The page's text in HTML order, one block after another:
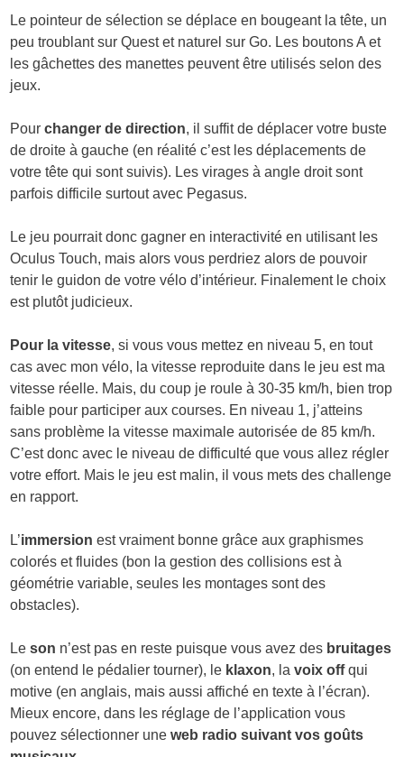
Le pointeur de sélection se déplace en bougeant la tête, un
peu troublant sur Quest et naturel sur Go. Les boutons A et
les gâchettes des manettes peuvent être utilisés selon des
jeux.
Pourchanger de direction, il suffit de déplacer votre buste
de droite à gauche (en réalité c’est les déplacements de
votre tête qui sont suivis). Les virages à angle droit sont
parfois difficile surtout avec Pegasus.
Le jeu pourrait donc gagner en interactivité en utilisant les
Oculus Touch, mais alors vous perdriez alors de pouvoir
tenir le guidon de votre vélo d’intérieur. Finalement le choix
est plutôt judicieux.
Pour la vitesse, si vous vous mettez en niveau 5, en tout
cas avec mon vélo, la vitesse reproduite dans le jeu est ma
vitesse réelle. Mais, du coup je roule à 30-35 km/h, bien trop
faible pour participer aux courses. En niveau 1, j’atteins
sans problème la vitesse maximale autorisée de 85 km/h.
C’est donc avec le niveau de difficulté que vous allez régler
votre effort. Mais le jeu est malin, il vous mets des challenge
en rapport.
L’immersion est vraiment bonne grâce aux graphismes
colorés et fluides (bon la gestion des collisions est à
géométrie variable, seules les montages sont des
obstacles).
Leson n’est pas en reste puisque vous avez des bruitages
(on entend le pédalier tourner), le klaxon, lavoix offqui
motive (en anglais, mais aussi affiché en texte à l’écran).
Mieux encore, dans les réglage de l’application vous
pouvez sélectionner une web radio suivant vos goûts